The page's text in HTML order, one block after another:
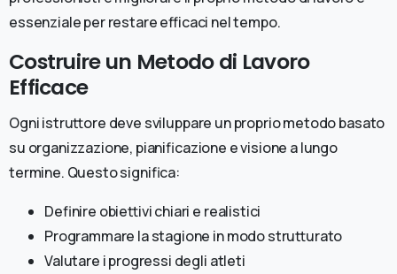
essenziale per restare efficaci nel tempo.
Costruire un Metodo di Lavoro
Efficace
Ogni istruttore deve sviluppare un proprio metodo basato
su organizzazione, pianificazione e visione a lungo
termine. Questo significa:
Definire obiettivi chiari e realistici
Programmare la stagione in modo strutturato
Valutare i progressi degli atleti